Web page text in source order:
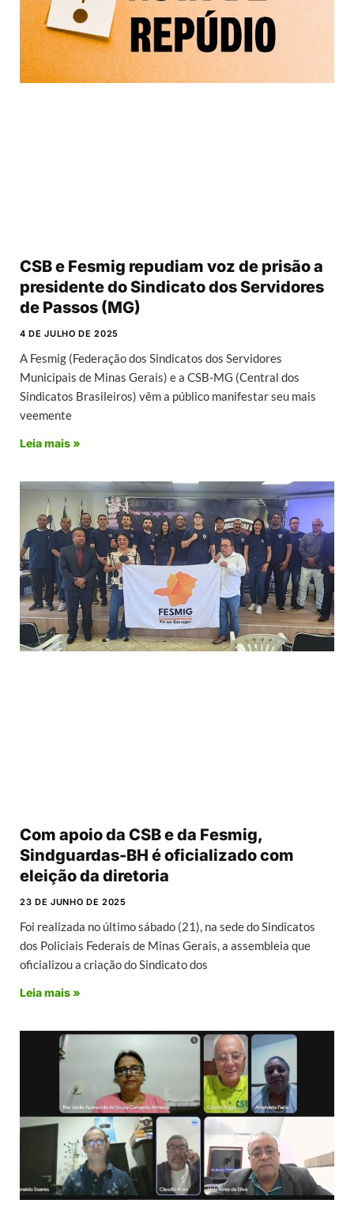
CSB e Fesmig repudiam voz de prisão a
presidente do Sindicato dos Servidores
de Passos (MG)
4 DE JULHO DE 2025
A Fesmig (Federação dos Sindicatos dos Servidores
Municipais de Minas Gerais) e a CSB-MG (Central dos
Sindicatos Brasileiros) vêm a público manifestar seu mais
veemente
Leia mais »
Com apoio da CSB e da Fesmig,
Sindguardas-BH é oficializado com
eleição da diretoria
23 DE JUNHO DE 2025
Foi realizada no último sábado (21), na sede do Sindicatos
dos Policiais Federais de Minas Gerais, a assembleia que
oficializou a criação do Sindicato dos
Leia mais »